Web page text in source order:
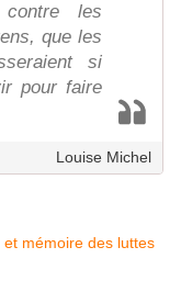
les
que les
si
pour faire
Louise Michel
mémoire des luttes